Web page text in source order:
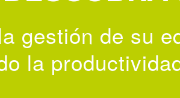
gestión de su
la